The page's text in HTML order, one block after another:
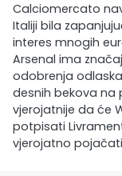
Calciomercato
Italiji bila
interes mnogih
Arsenal ima
odobrenja
desnih bekova na
vjerojatnije da će
potpisati
vjerojatno